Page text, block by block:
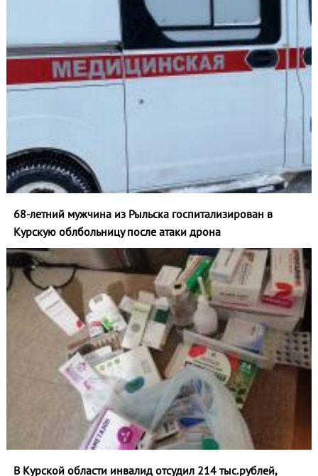
68-летний мужчина из Рыльска госпитализирован в
Курскую облбольницу после атаки дрона
В Курской области инвалид отсудил 214 тыс.рублей,